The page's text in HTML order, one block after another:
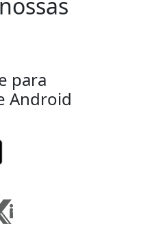
para
Android